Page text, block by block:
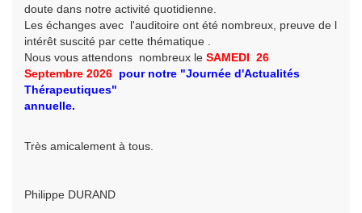
doute dans notre activité quotidienne.
Les échanges avec l'auditoire ont été nombreux, preuve de l
intérêt suscité par cette thématique .
Nous vous attendons nombreux le SAMEDI 26
Septembre 2026 pour notre "Journée d'Actualités
Thérapeutiques"
annuelle.
Très amicalement à tous.
Philippe DURAND